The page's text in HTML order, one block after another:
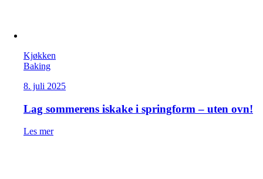
Kjøkken
Baking
8. juli 2025
Lag sommerens iskake i springform – uten ovn!
Les mer